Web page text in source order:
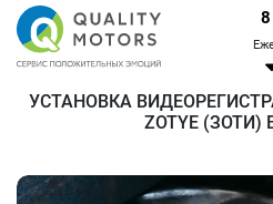
УСТАНОВКА
ZOTYE